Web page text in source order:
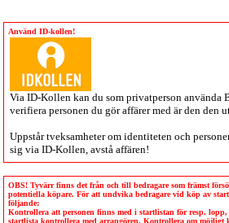
Använd ID-kollen!
Via ID-Kollen kan du som privatperson använda
verifiera personen du gör affärer med är den den
Uppstår tveksamheter om identiteten och
sig via ID-Kollen , avstå affären!
OBS! Tyvärr finns det från och till bedragare som främst
potentiella köpare. För att undvika bedragare vid köp av
följande:
Kontrollera att personen finns med i startlistan för resp.
startlista kontrollera med arrangören. Kontrollera om möjligt